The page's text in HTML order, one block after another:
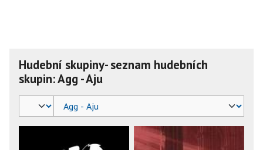
Hudební skupiny- seznam hudebních
skupin: Agg - Aju